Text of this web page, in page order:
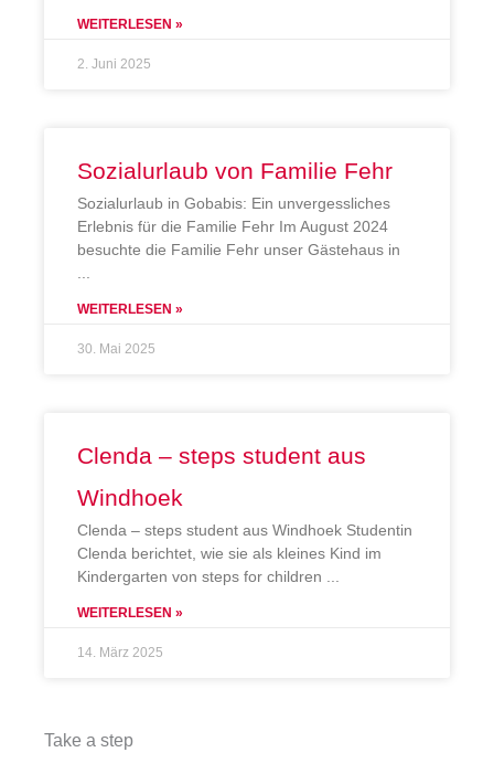
WEITERLESEN »
2. Juni 2025
Sozialurlaub von Familie Fehr
Sozialurlaub in Gobabis: Ein unvergessliches
Erlebnis für die Familie Fehr Im August 2024
besuchte die Familie Fehr unser Gästehaus in
WEITERLESEN »
30. Mai 2025
Clenda – steps student aus
Windhoek
Clenda – steps student aus Windhoek Studentin
Clenda berichtet, wie sie als kleines Kind im
Kindergarten von steps for children
WEITERLESEN »
14. März 2025
Take a step